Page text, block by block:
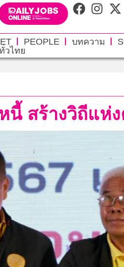
PEOPLE บทความ
วไทย
สร้างวิถีแห่ง